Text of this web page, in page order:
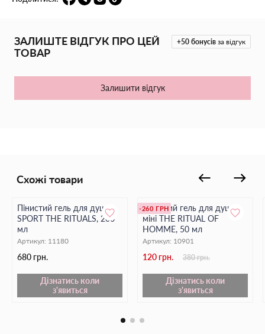
Глибоке очищення без пересушування
Захист від зневоднення
Перетворіть щоденний догляд на момент релаксу та
+50 бонусів за відгук
ЗАЛИШТЕ ВІДГУК ПРО ЦЕЙ
ТОВАР
Залишити відгук
Схожі товари
Пінистий гель для душу
SPORT THE RITUALS, 200
мл
Артикул: 11180
680 грн.
Дізнатись коли
з'явиться
-260 ГРН
Пінистий гель для душу
міні THE RITUAL OF
HOMME, 50 мл
Артикул: 10901
120 грн. 380 грн.
Дізнатись коли
з'явиться